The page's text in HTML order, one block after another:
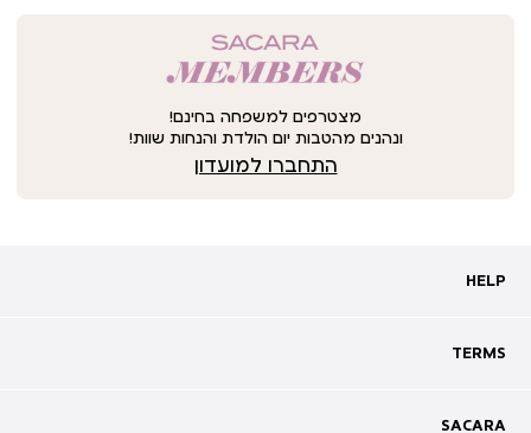
מצטרפים למשפחה בחינם!
ונהנים מהטבות יום הולדת והנחות שוות!
התחברו למועדון
HELP
HELP
שאלות ותשובות
TERMS
TERMS
מדיניות פרטיות
SACARA
SACARA